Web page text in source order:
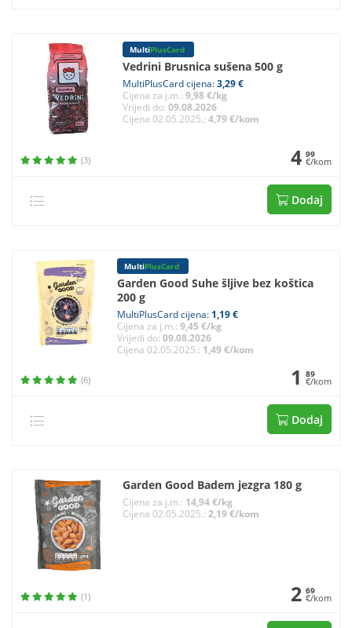
MultiPlusCard
Vedrini Brusnica sušena 500 g
MultiPlusCard cijena:3,29 €
Cijena za j.m.: 9,98 €/kg
Vrijedi do: 09.08.2026
Cijena 02.05.2025.: 4,79 €/kom
(3) 4 99
€/kom
Dodaj
MultiPlusCard
Garden Good Suhe šljive bez koštica
200 g
MultiPlusCard cijena: 1,19 €
Cijena za j.m.: 9,45 €/kg
Vrijedi do: 09.08.2026
Cijena 02.05.2025.: 1,49 €/kom
(6) 1 89
€/kom
Dodaj
Garden Good Badem jezgra 180 g
Cijena za j.m.: 14,94 €/kg
Cijena 02.05.2025.: 2,19 €/kom
(1) 2 69
€/kom